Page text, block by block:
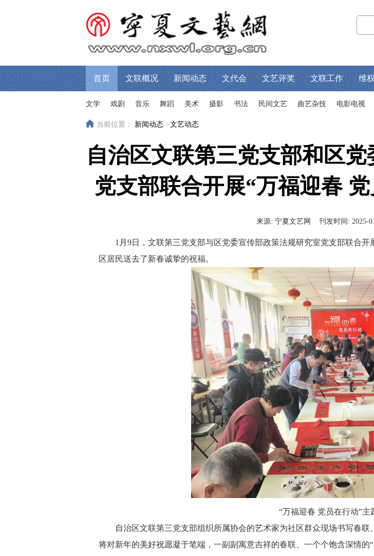
首页 文联概况 新闻动态 文代会 文艺评奖 文联工作 维
文学 戏剧 音乐 舞蹈 美术 摄影 书法 民间文艺 曲艺杂技 电影电视
当前位置： 新闻动态 >文艺动态
自治区文联第三党支部和区
党支部联合开展“万福迎春
来源: 宁夏文艺网 刊发时间: 2025-
1月9日，文联第三党支部与区党委宣传部政策法规研究室党支部联合开
区居民送去了新春诚挚的祝福。
“万福迎春 党员在行动”主
自治区文联第三党支部组织所属协会的艺术家为社区群众现场书写春联
将对新年的美好祝愿凝于笔端，一副副寓意吉祥的春联、一个个饱含深情